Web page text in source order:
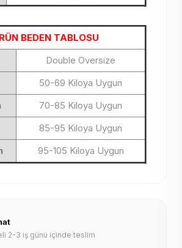
BEDEN TABLOSU
Double Oversize
50-69 Kiloya Uygun
70-85 Kiloya Uygun
85-95 Kiloya Uygun
95-105 Kiloya Uygun
2-3 iş günü içinde teslim